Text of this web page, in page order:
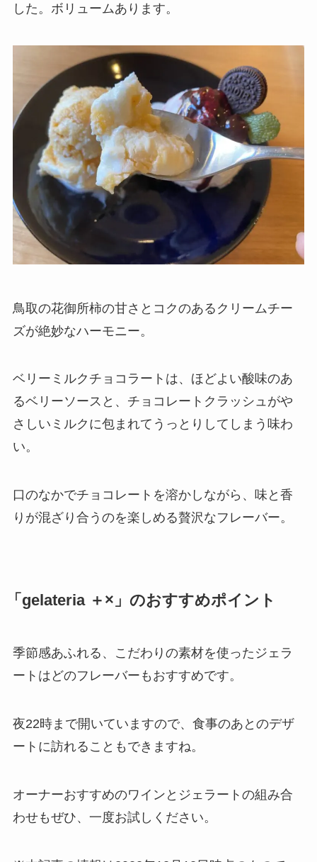
した。ボリュームあります。
鳥取の花御所柿の甘さとコクのあるクリームチー
ズが絶妙なハーモニー。
ベリーミルクチョコラートは、ほどよい酸味のあ
るベリーソースと、チョコレートクラッシュがや
さしいミルクに包まれてうっとりしてしまう味わ
い。
口のなかでチョコレートを溶かしながら、味と香
りが混ざり合うのを楽しめる贅沢なフレーバー。
「gelateria ＋×」のおすすめポイント
季節感あふれる、こだわりの素材を使ったジェラ
ートはどのフレーバーもおすすめです。
夜22時まで開いていますので、食事のあとのデザ
ートに訪れることもできますね。
オーナーおすすめのワインとジェラートの組み合
わせもぜひ、一度お試しください。